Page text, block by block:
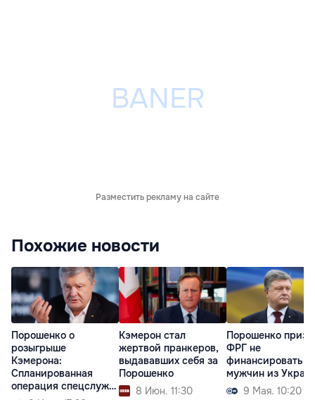
Разместить рекламу на сайте
Похожие новости
Порошенко о
розыгрыше
Кэмерона:
Спланированная
операция спецслужб
Кэмерон стал
жертвой пранкеров,
выдававших себя за
Порошенко
8 Июн. 11:30
Порошенко
ФРГ не
финансировать
мужчин из
9 Мая. 10:20